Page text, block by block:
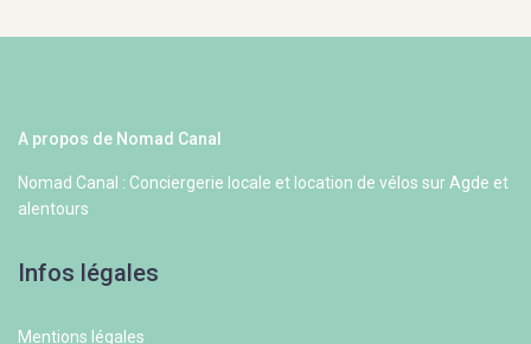
A propos de Nomad Canal
Nomad Canal : Conciergerie locale et location de vélos sur Agde et
alentours
Infos légales
Mentions légales